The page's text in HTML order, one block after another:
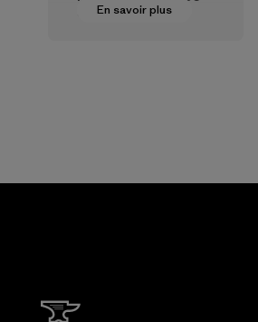
En savoir plus
vers des